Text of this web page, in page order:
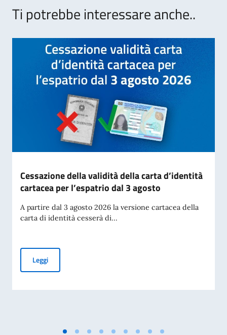
Ti potrebbe interessare anche..
Cessazione della validità della carta d’identità
cartacea per l’espatrio dal 3 agosto
A partire dal 3 agosto 2026 la versione cartacea della
carta di identità cesserà di...
LeggiCessazione della validità della carta d’identità cartacea